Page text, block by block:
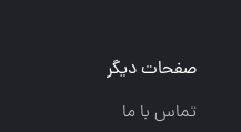
صفحات دیگر
تماس با ما